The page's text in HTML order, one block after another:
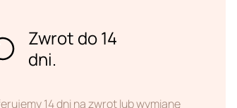
Zwrot do 14
dni.
14 dni na zwrot lub wymianę